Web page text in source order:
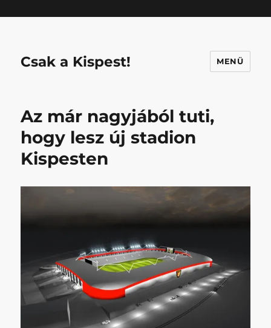
Csak a Kispest! MENÜ
Az már nagyjából tuti,
hogy lesz új stadion
Kispesten